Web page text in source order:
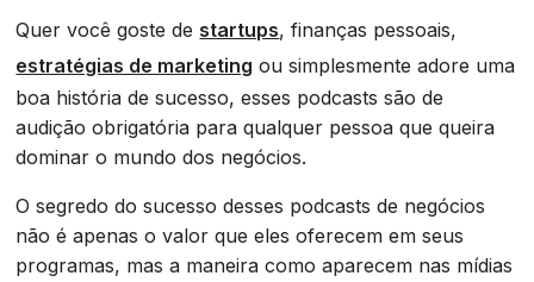
Quer você goste de startups, finanças pessoais,
estratégias de marketing ou simplesmente adore uma
boa história de sucesso, esses podcasts são de
audição obrigatória para qualquer pessoa que queira
dominar o mundo dos negócios.
O segredo do sucesso desses podcasts de negócios
não é apenas o valor que eles oferecem em seus
programas, mas a maneira como aparecem nas mídias